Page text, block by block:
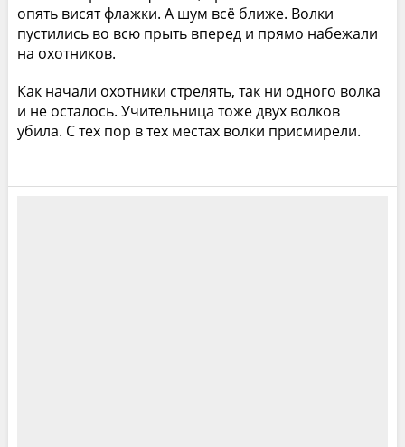
опять висят флажки. А шум всё ближе. Волки
пустились во всю прыть вперед и прямо набежали
на охотников.
Как начали охотники стрелять, так ни одного волка
и не осталось. Учительница тоже двух волков
убила. С тех пор в тех местах волки присмирели.